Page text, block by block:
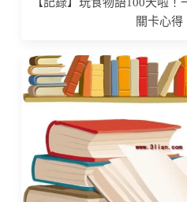
關卡心得